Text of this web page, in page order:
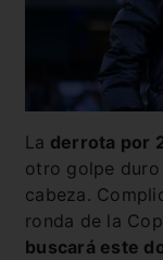
La derrota por
otro golpe duro
cabeza.
ronda de la
buscará este